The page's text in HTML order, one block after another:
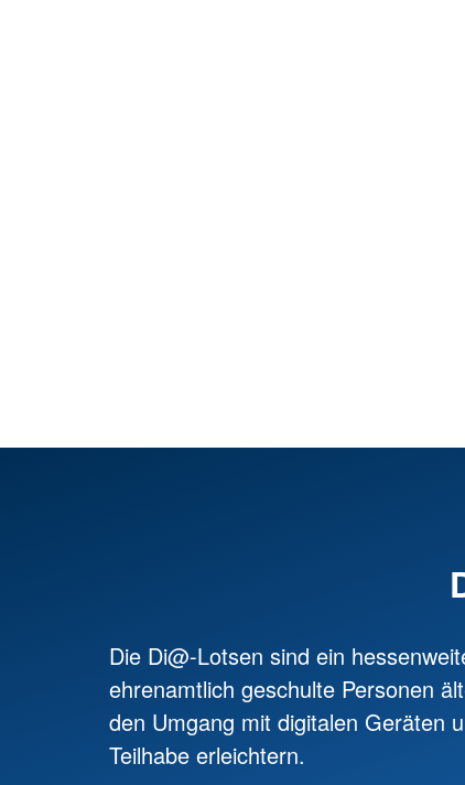
Die Di@-Lotsen sind ein
ehrenamtlich geschulte Personen
den Umgang mit digitalen Geräten
Teilhabe erleichtern.